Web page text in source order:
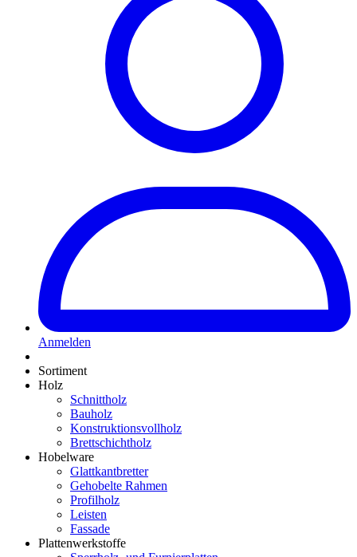
Anmelden
Sortiment
Holz
Schnittholz
Bauholz
Konstruktionsvollholz
Brettschichtholz
Hobelware
Glattkantbretter
Gehobelte Rahmen
Profilholz
Leisten
Fassade
Plattenwerkstoffe